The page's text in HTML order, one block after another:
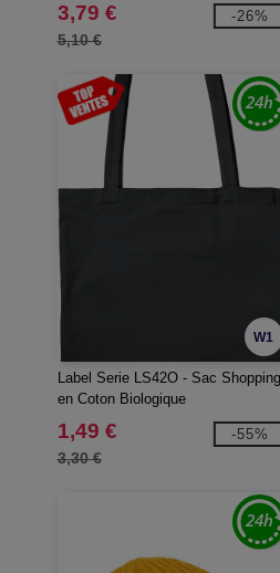
3,79 €
5,10 €
-26%
W1
Label Serie LS42O - Sac Shopping
en Coton Biologique
1,49 €
3,30 €
-55%